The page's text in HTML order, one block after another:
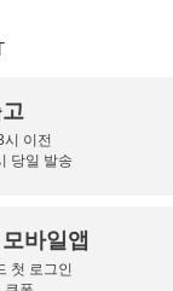
시 이전
당일 발송
바일앱
첫 로그인